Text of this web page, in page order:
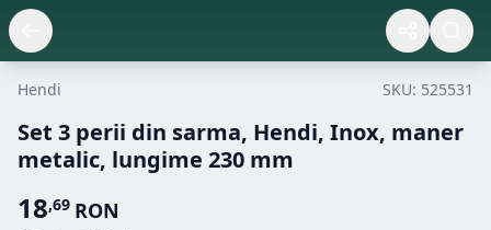
Hendi SKU: 525531
Set 3 perii din sarma, Hendi, Inox, maner
metalic, lungime 230 mm
18,69 RON